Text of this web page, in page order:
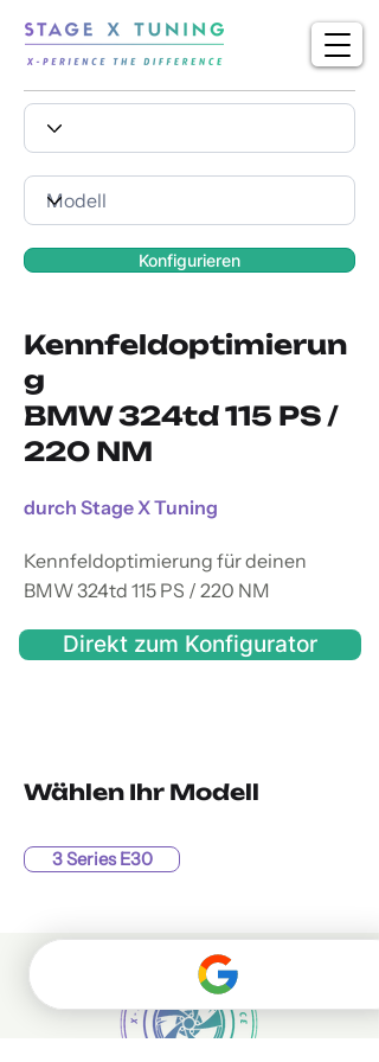
Konfigurieren
Kennfeldoptimierun
g
BMW 324td 115 PS /
220 NM
durch Stage X Tuning
Kennfeldoptimierung für deinen
BMW 324td 115 PS / 220 NM
Direkt zum Konfigurator
Wählen Ihr Modell
3 Series E30